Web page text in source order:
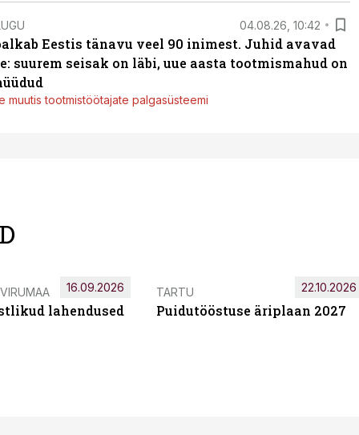
04.08.26, 10:42
Eestis tänavu veel 90 inimest. Juhid avavad
suurem seisak on läbi, uue aasta tootmismahud on
muutis tootmistöötajate palgasüsteemi
lahendused
16.09.2026 TARTU
Puidutööstuse äriplaan 2027
22.10.2026